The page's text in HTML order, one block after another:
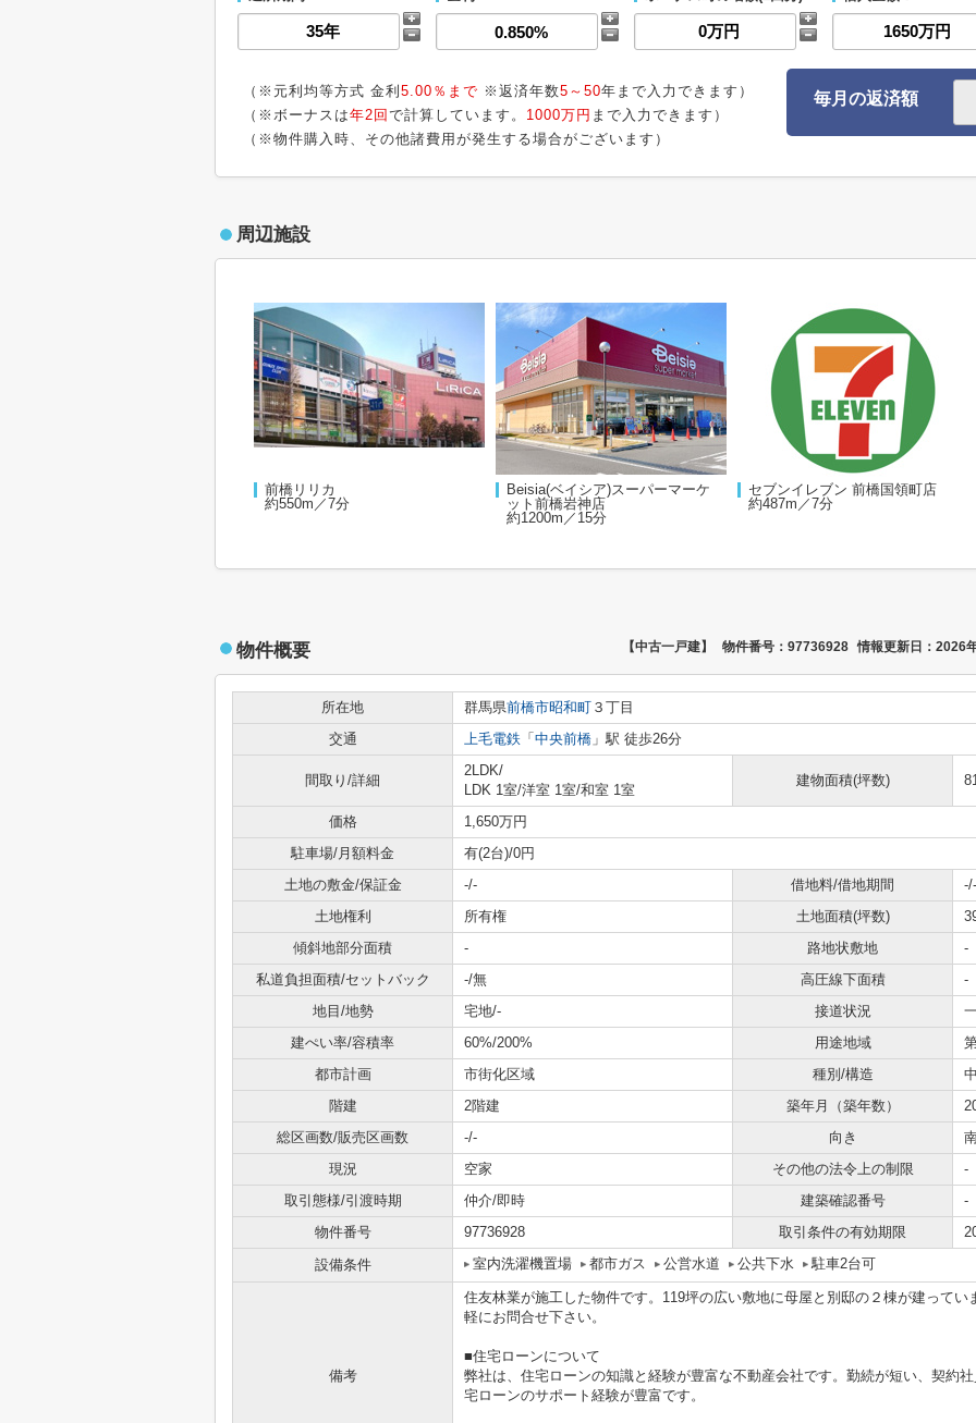
（※元利均等方式 金利 5.00％まで ※返済年数5～50年まで入力できます）
（※ボーナスは年2回 で計算しています。 1000万円 まで入力できます）
（※物件購入時、その他諸費用が発生する場合がございます）
毎月の返済額
周辺施設
前橋リリカ
約550m／7分
Beisia(ベイシア)スーパーマーケ
ット前橋岩神店
約1200m／15分
セブンイレブン 前橋国領町店
約487m／7分
物件概要 【中古一戸建】 物件番号：97736928 情報更新日：2026
所在地 群馬県前橋市昭和町 ３丁目
交通
上毛電鉄 「 中央前橋 」駅 徒歩26分
間取り/詳細
2LDK/
LDK 1室/洋室 1室/和室 1室
建物面積(坪数)
価格
1,650万円
駐車場/月額料金
有(2台)/0円
土地の敷金/保証金
-/- 借地料/借地期間
-/-
土地権利
所有権 土地面積(坪数)
傾斜地部分面積
- 路地状敷地
-
私道負担面積/セットバック
-/無 高圧線下面積
-
地目/地勢
宅地/- 接道状況
建ぺい率/容積率
60%/200% 用途地域
都市計画
市街化区域 種別/構造
階建
2階建 築年月（築年数）
総区画数/販売区画数
-/- 向き
現況
空家 その他の法令上の制限
-
取引態様/引渡時期
仲介/即時 建築確認番号
-
物件番号
97736928 取引条件の有効期限
設備条件
室内洗濯機置場 都市ガス 公営水道 公共下水 駐車2台可
備考
住友林業が施工した物件です。119坪の広い敷地に母屋と別邸の２棟が建って
軽にお問合せ下さい。
■住宅ローンについて
弊社は、住宅ローンの知識と経験が豊富な不動産会社です。勤続が短い、契約
宅ローンのサポート経験が豊富です。